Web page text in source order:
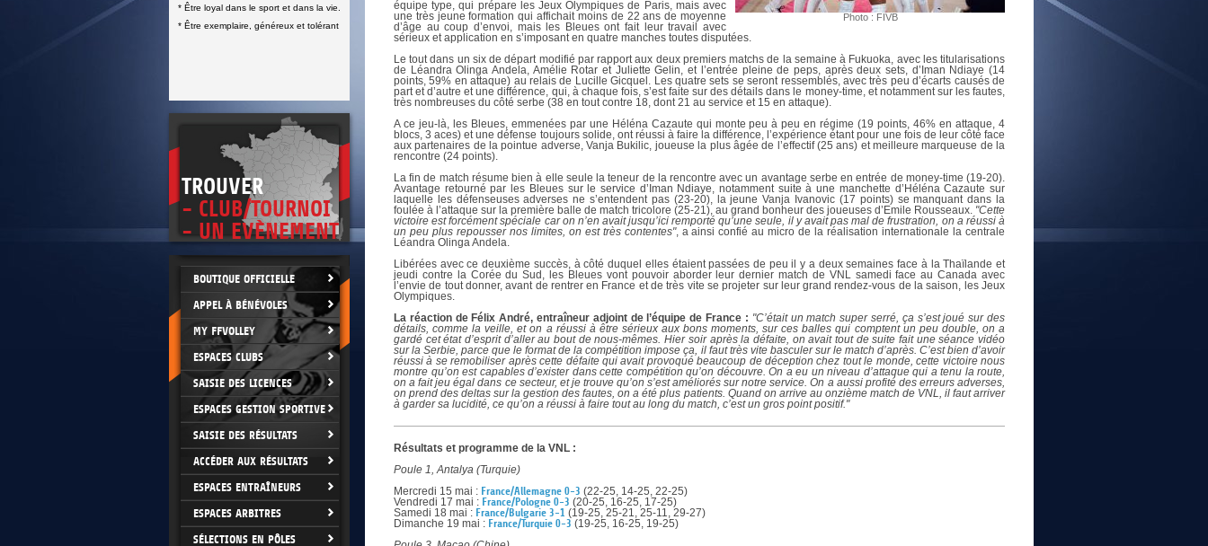
* Être loyal dans le sport et dans la vie.
* Être exemplaire, généreux et tolérant
TROUVER
- CLUB/TOURNOI
- UN EVÈNEMENT
BOUTIQUE OFFICIELLE
APPEL À BÉNÉVOLES
MY FFVOLLEY
ESPACES CLUBS
SAISIE DES LICENCES
ESPACES GESTION SPORTIVE
SAISIE DES RÉSULTATS
ACCÉDER AUX RÉSULTATS
ESPACES ENTRAÎNEURS
ESPACES ARBITRES
SÉLECTIONS EN PÔLES
Photo : FIVB
équipe type, qui prépare les Jeux Olympiques de Paris, mais avec
une très jeune formation qui affichait moins de 22 ans de moyenne
d’âge au coup d’envoi, mais les Bleues ont fait leur travail avec
sérieux et application en s’imposant en quatre manches toutes disputées.
Le tout dans un six de départ modifié par rapport aux deux premiers matchs de la semaine à Fukuoka, avec les titularisations
de Léandra Olinga Andela, Amélie Rotar et Juliette Gelin, et l’entrée pleine de peps, après deux sets, d’Iman Ndiaye (14
points, 59% en attaque) au relais de Lucille Gicquel. Les quatre sets se seront ressemblés, avec très peu d’écarts causés de
part et d’autre et une différence, qui, à chaque fois, s’est faite sur des détails dans le money-time, et notamment sur les fautes,
très nombreuses du côté serbe (38 en tout contre 18, dont 21 au service et 15 en attaque).
A ce jeu-là, les Bleues, emmenées par une Héléna Cazaute qui monte peu à peu en régime (19 points, 46% en attaque, 4
blocs, 3 aces) et une défense toujours solide, ont réussi à faire la différence, l’expérience étant pour une fois de leur côté face
aux partenaires de la pointue adverse, Vanja Bukilic, joueuse la plus âgée de l’effectif (25 ans) et meilleure marqueuse de la
rencontre (24 points).
La fin de match résume bien à elle seule la teneur de la rencontre avec un avantage serbe en entrée de money-time (19-20).
Avantage retourné par les Bleues sur le service d’Iman Ndiaye, notamment suite à une manchette d’Héléna Cazaute sur
laquelle les défenseuses adverses ne s’entendent pas (23-20), la jeune Vanja Ivanovic (17 points) se manquant dans la
foulée à l’attaque sur la première balle de match tricolore (25-21), au grand bonheur des joueuses d’Emile Rousseaux. "Cette
victoire est forcément spéciale car on n’en avait jusqu’ici remporté qu’une seule, il y avait pas mal de frustration, on a réussi à
un peu plus repousser nos limites, on est très contentes", a ainsi confié au micro de la réalisation internationale la centrale
Léandra Olinga Andela.
Libérées avec ce deuxième succès, à côté duquel elles étaient passées de peu il y a deux semaines face à la Thaïlande et
jeudi contre la Corée du Sud, les Bleues vont pouvoir aborder leur dernier match de VNL samedi face au Canada avec
l’envie de tout donner, avant de rentrer en France et de très vite se projeter sur leur grand rendez-vous de la saison, les Jeux
Olympiques.
La réaction de Félix André, entraîneur adjoint de l’équipe de France : "C’était un match super serré, ça s’est joué sur des
détails, comme la veille, et on a réussi à être sérieux aux bons moments, sur ces balles qui comptent un peu double, on a
gardé cet état d’esprit d’aller au bout de nous-mêmes. Hier soir après la défaite, on avait tout de suite fait une séance vidéo
sur la Serbie, parce que le format de la compétition impose ça, il faut très vite basculer sur le match d’après. C’est bien d’avoir
réussi à se remobiliser après cette défaite qui avait provoqué beaucoup de déception chez tout le monde, cette victoire nous
montre qu’on est capables d’exister dans cette compétition qu’on découvre. On a eu un niveau d’attaque qui a tenu la route,
on a fait jeu égal dans ce secteur, et je trouve qu’on s’est améliorés sur notre service. On a aussi profité des erreurs adverses,
on prend des deltas sur la gestion des fautes, on a été plus patients. Quand on arrive au onzième match de VNL, il faut arriver
à garder sa lucidité, ce qu’on a réussi à faire tout au long du match, c’est un gros point positif."
Résultats et programme de la VNL :
Poule 1, Antalya (Turquie)
Mercredi 15 mai : France/Allemagne 0-3 (22-25, 14-25, 22-25)
Vendredi 17 mai : France/Pologne 0-3 (20-25, 16-25, 17-25)
Samedi 18 mai : France/Bulgarie 3-1 (19-25, 25-21, 25-11, 29-27)
Dimanche 19 mai : France/Turquie 0-3 (19-25, 16-25, 19-25)